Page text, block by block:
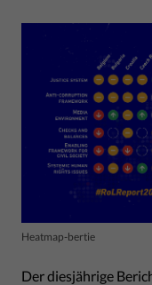
Heatmap-bertie
Der diesjährige